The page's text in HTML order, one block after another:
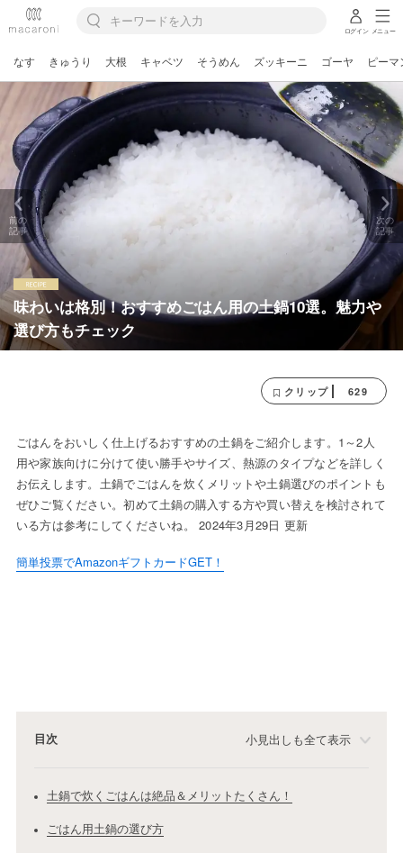
ログイン メニュー
なす きゅうり 大根 キャベツ そうめん ズッキーニ ゴーヤ ピーマ
味わいは格別！おすすめごはん用の土鍋10選。魅力や
選び方もチェック
前の
記事
次の
記事
クリップ 629
ごはんをおいしく仕上げるおすすめの土鍋をご紹介します。1～2人
用や家族向けに分けて使い勝手やサイズ、熱源のタイプなどを詳しく
お伝えします。土鍋でごはんを炊くメリットや土鍋選びのポイントも
ぜひご覧ください。初めて土鍋の購入する方や買い替えを検討されて
いる方は参考にしてくださいね。 2024年3月29日 更新
簡単投票でAmazonギフトカードGET！
目次 小見出しも全て表示
土鍋で炊くごはんは絶品＆メリットたくさん！
ごはん用土鍋の選び方